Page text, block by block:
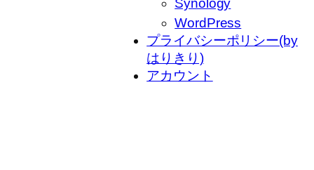
WordPress
プライバシーポリシー(by
はりきり)
アカウント